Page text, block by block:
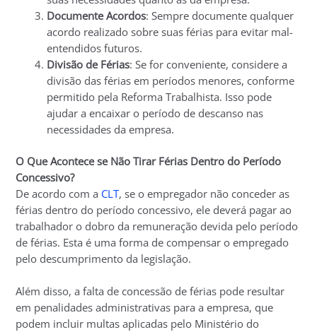
Documente Acordos: Sempre documente qualquer
acordo realizado sobre suas férias para evitar mal-
entendidos futuros.
Divisão de Férias: Se for conveniente, considere a
divisão das férias em períodos menores, conforme
permitido pela Reforma Trabalhista. Isso pode
ajudar a encaixar o período de descanso nas
necessidades da empresa.
O Que Acontece se Não Tirar Férias Dentro do Período
Concessivo?
De acordo com a CLT, se o empregador não conceder as
férias dentro do período concessivo, ele deverá pagar ao
trabalhador o dobro da remuneração devida pelo período
de férias. Esta é uma forma de compensar o empregado
pelo descumprimento da legislação.
Além disso, a falta de concessão de férias pode resultar
em penalidades administrativas para a empresa, que
podem incluir multas aplicadas pelo Ministério do